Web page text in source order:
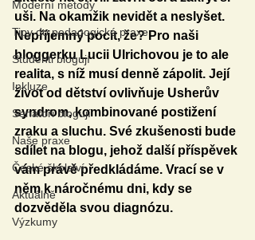
Moderní metody
Tipy do pedagogické praxe
Studenti blogují
Inkluze
Senátoři blogují
Naše praxe
České školství
Aktuálně
Výzkumy
uši. Na okamžik nevidět a neslyšet.
Nepříjemný pocit, že? Pro naši
bloggerku Lucii Ulrichovou je to ale
realita, s níž musí denně zápolit. Její
život od dětství ovlivňuje Usherův
syndrom, kombinované postižení
zraku a sluchu. Své zkušenosti bude
sdílet na blogu, jehož další příspěvek
vám právě předkládáme. Vrací se v
něm k náročnému dni, kdy se
dozvěděla svou diagnózu.